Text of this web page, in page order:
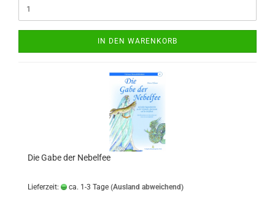
IN DEN WARENKORB
Die Gabe der Nebelfee
Lieferzeit: ca. 1-3 Tage (Ausland abweichend)